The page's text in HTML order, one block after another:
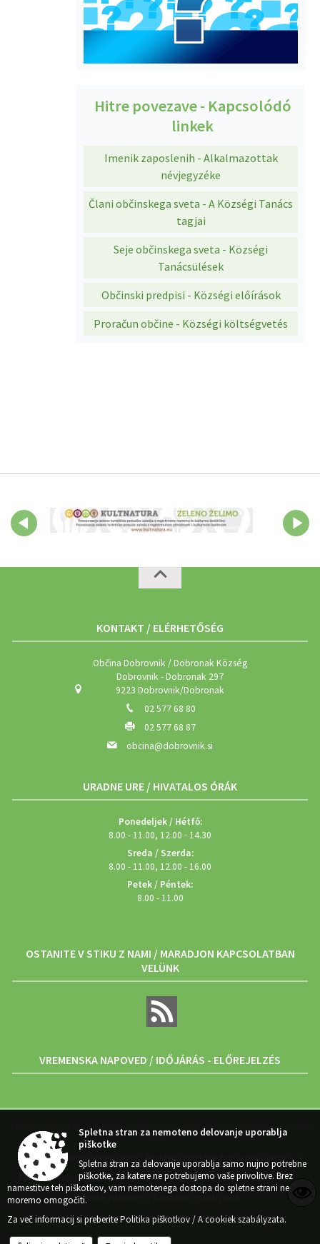
Hitre povezave - Kapcsolódó
linkek
Imenik zaposlenih - Alkalmazottak
névjegyzéke
Člani občinskega sveta - A Községi Tanács
tagjai
Seje občinskega sveta - Községi
Tanácsülések
Občinski predpisi - Községi előírások
Proračun občine - Községi költségvetés
KONTAKT / ELÉRHETŐSÉG
Občina Dobrovnik / Dobronak Község
Dobrovnik - Dobronak 297
9223 Dobrovnik/Dobronak
02 577 68 80
02 577 68 87
obcina@dobrovnik.si
URADNE URE / HIVATALOS ÓRÁK
Ponedeljek / Hétfő:
8.00 - 11.00, 12.00 - 14.30
Sreda / Szerda:
8.00 - 11.00, 12.00 - 16.00
Petek / Péntek:
8.00 - 11.00
OSTANITE V STIKU Z NAMI / MARADJON KAPCSOLATBAN
VELÜNK
VREMENSKA NAPOVED / IDŐJÁRÁS - ELŐREJELZÉS
Zasnova, izvedba in vzdrževanje / Megtervezés, végrehajtás és karbantartás: Sigmateh
Splošni pogoji spletne strani / Általános feltételek és a szerzői jogok |
Center za varstvo osebnih podatkov | Izjava o dostopnosti (ZDSMA)
Politika piškotkov / A cookiek szabályzata
Kazalo strani / Weboldal index
Spletna stran za nemoteno delovanje uporablja
piškotke
Spletna stran za delovanje uporablja samo nujno potrebne
piškotke, za katere ne potrebujemo vaše privolitve. Brez
namestitve teh piškotkov, vam nemotenega dostopa do spletne strani ne
moremo omogočiti.
Za več informacij si preberitePolitika piškotkov / A cookiek szabályzata.